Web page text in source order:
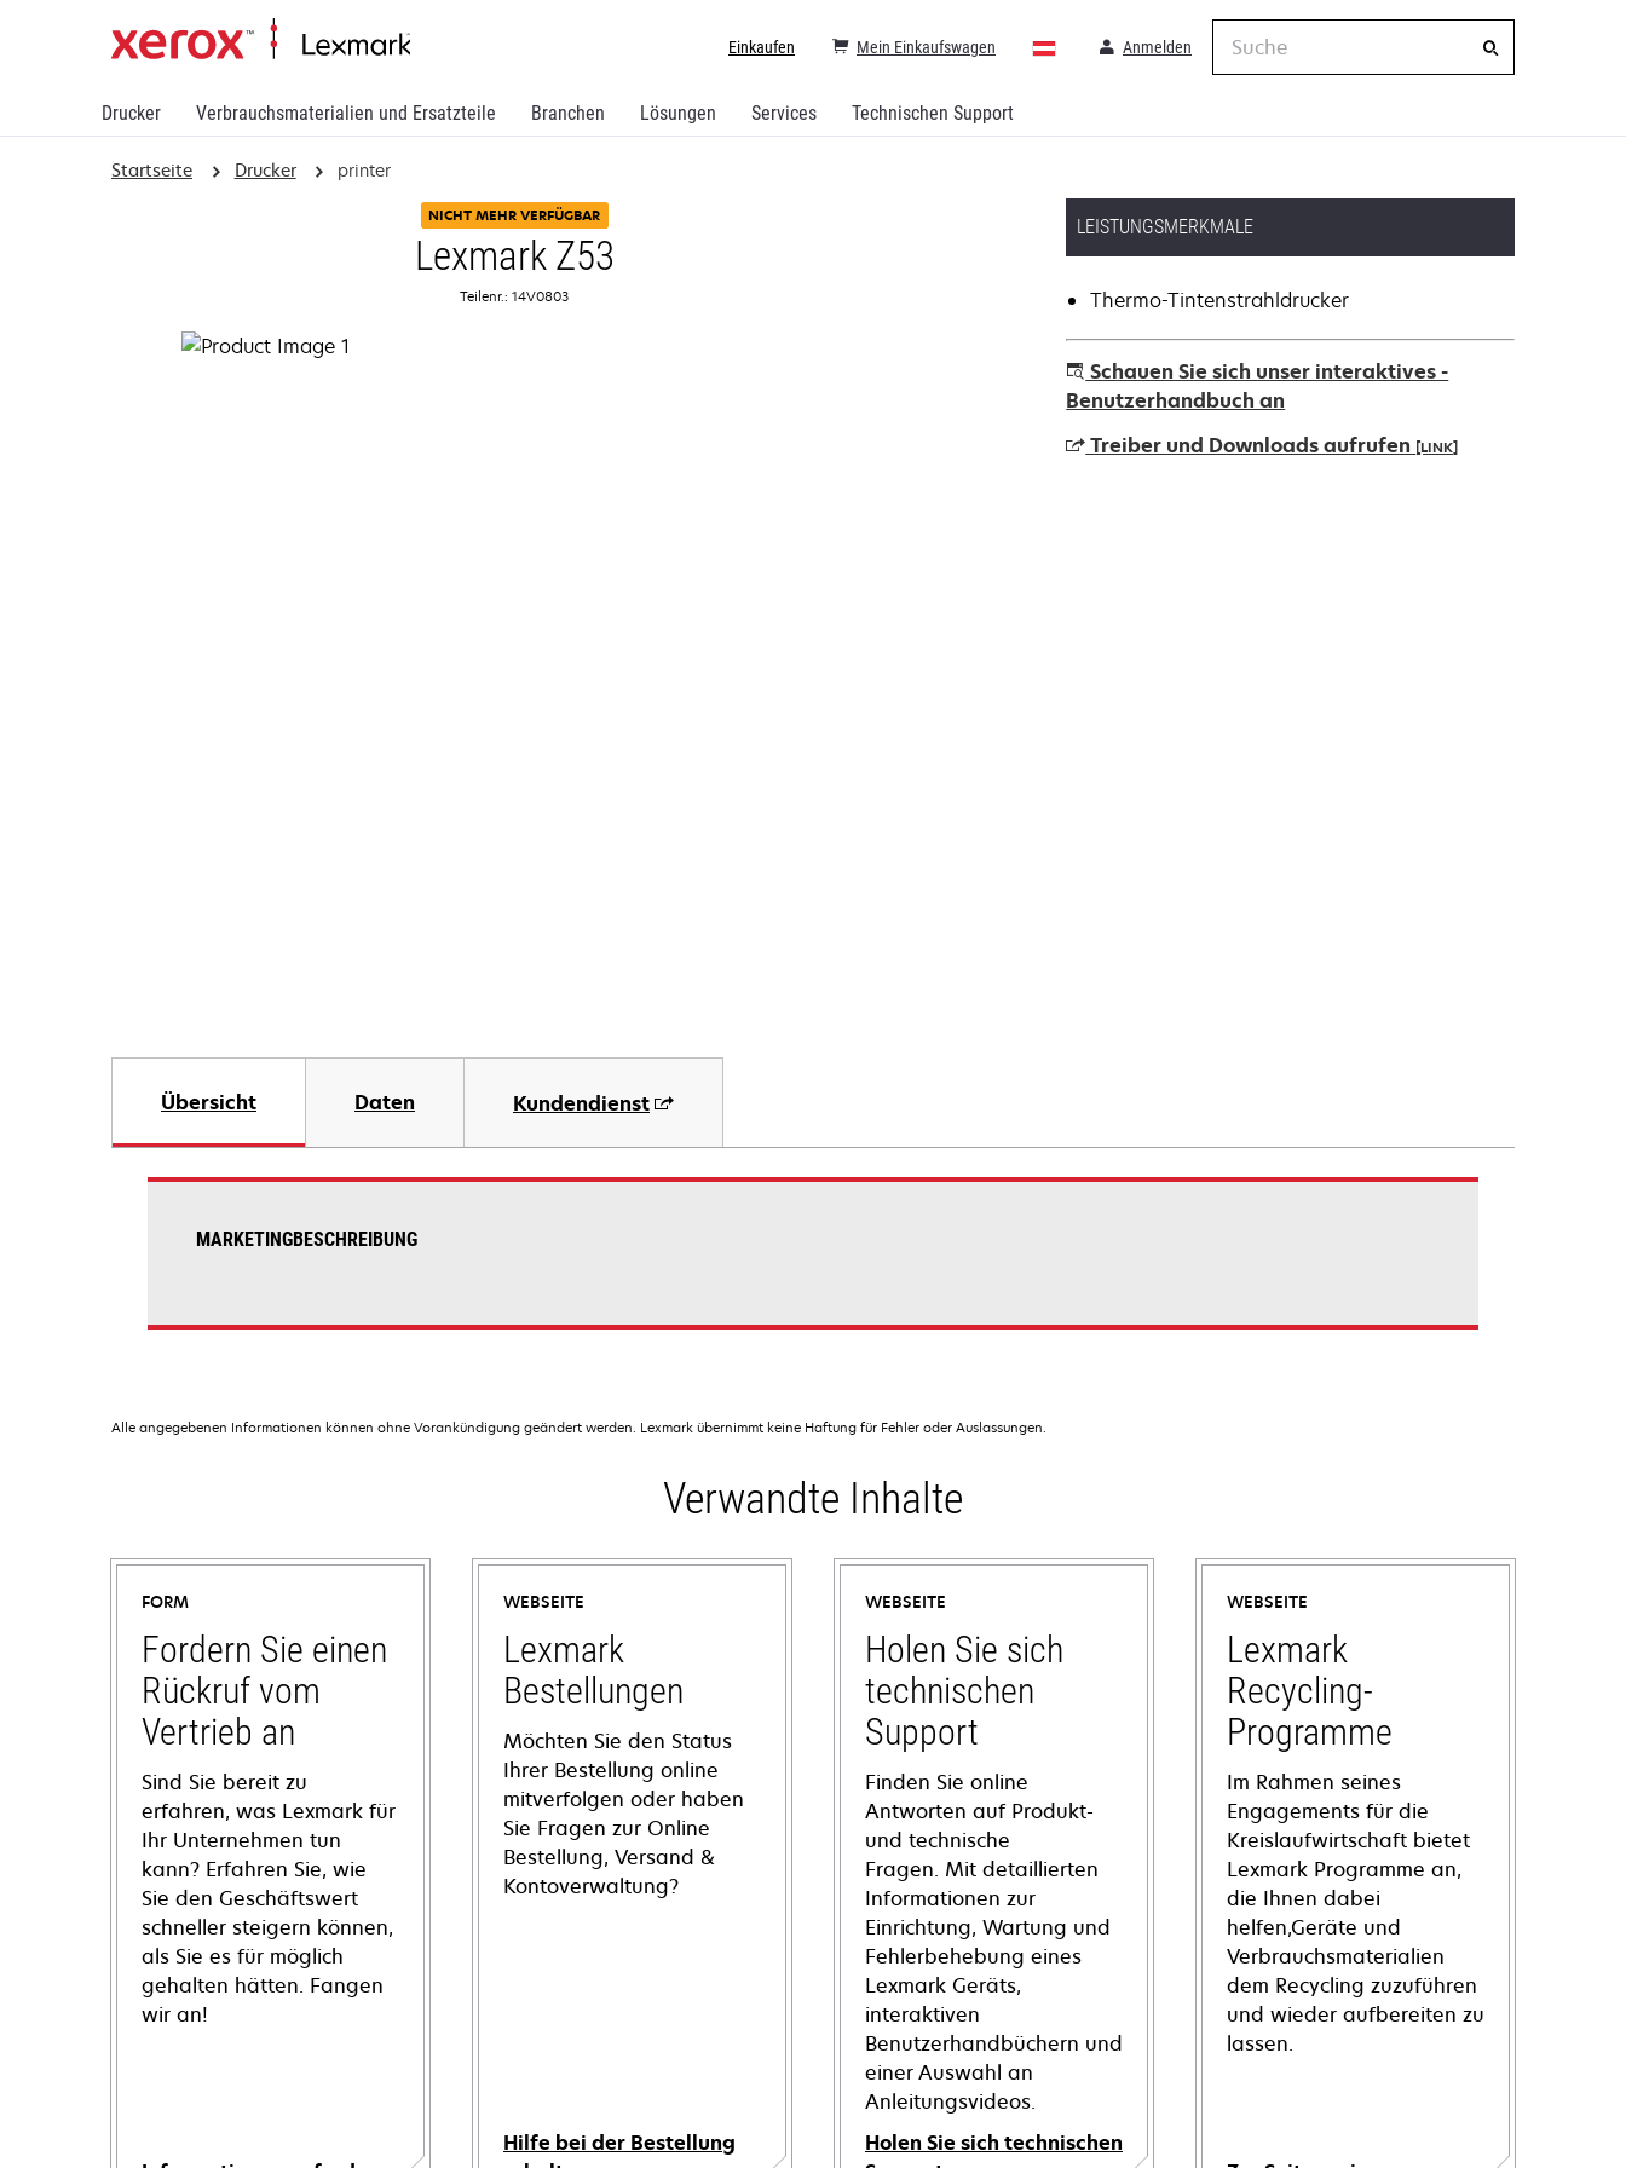
Drucker Verbrauchsmaterialien und Ersatzteile Branchen Lösungen Services Technischen Support
Einkaufen Anmelden
Mein Einkaufswagen
Suche
Startseite Drucker printer
NICHT MEHR VERFÜGBAR
Lexmark Z53
Teilenr.: 14V0803
LEISTUNGSMERKMALE
Thermo-Tintenstrahldrucker
Schauen Sie sich unser interaktives -
Benutzerhandbuch an
Treiber und Downloads aufrufen [LINK]
Übersicht Daten Kundendienst
MARKETINGBESCHREIBUNG
Alle angegebenen Informationen können ohne Vorankündigung geändert werden. Lexmark übernimmt keine Haftung für Fehler oder Auslassungen.
Verwandte Inhalte
FORM
Fordern Sie einen
Rückruf vom
Vertrieb an
Sind Sie bereit zu
erfahren, was Lexmark für
Ihr Unternehmen tun
kann? Erfahren Sie, wie
Sie den Geschäftswert
schneller steigern können,
als Sie es für möglich
gehalten hätten. Fangen
wir an!
WEBSEITE
Lexmark
Bestellungen
Möchten Sie den Status
Ihrer Bestellung online
mitverfolgen oder haben
Sie Fragen zur Online
Bestellung, Versand &
Kontoverwaltung?
Hilfe bei der Bestellung
WEBSEITE
Holen Sie sich
technischen
Support
Finden Sie online
Antworten auf Produkt-
und technische
Fragen. Mit detaillierten
Informationen zur
Einrichtung, Wartung und
Fehlerbehebung eines
Lexmark Geräts,
interaktiven
Benutzerhandbüchern und
einer Auswahl an
Anleitungsvideos.
Holen Sie sich technischen
WEBSEITE
Lexmark
Recycling-
Programme
Im Rahmen seines
Engagements für die
Kreislaufwirtschaft bietet
Lexmark Programme an,
die Ihnen dabei
helfen,Geräte und
Verbrauchsmaterialien
dem Recycling zuzuführen
und wieder aufbereiten zu
lassen.